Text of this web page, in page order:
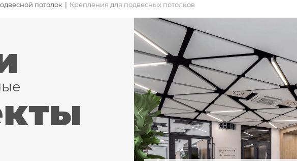
потолок Крепления для подвесных потолков